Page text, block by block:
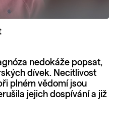
nedokáže popsat,
dívek. Necitlivost
plném vědomí jsou
jejich dospívání a již